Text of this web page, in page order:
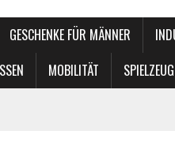
GESCHENKE FÜR MÄNNER
MOBILITÄT SPIELZEUG